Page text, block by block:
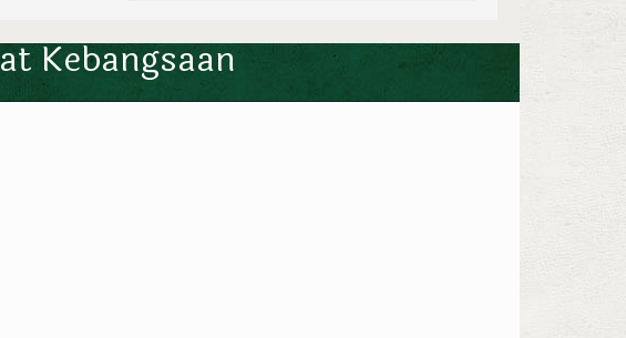
Kebangsaan